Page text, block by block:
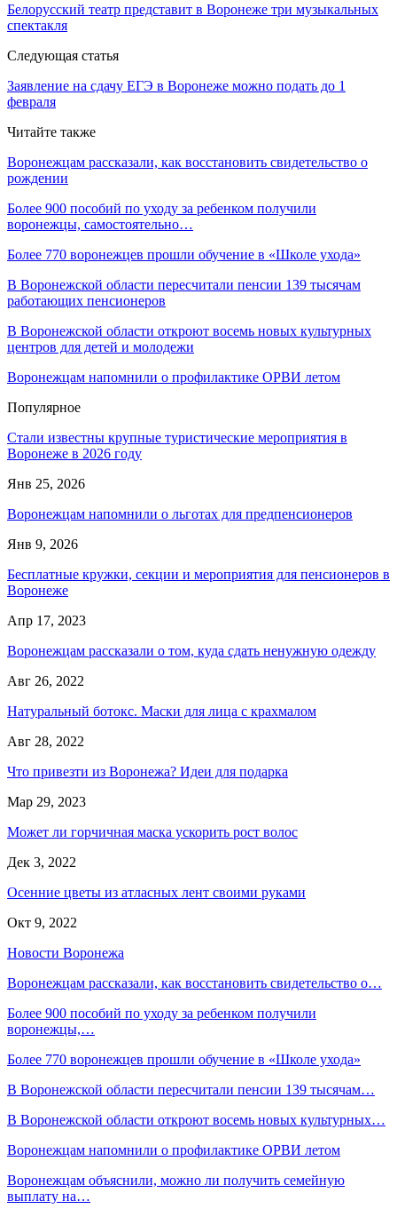
Белорусский театр представит в Воронеже три музыкальных
спектакля
Следующая статья
Заявление на сдачу ЕГЭ в Воронеже можно подать до 1
февраля
Читайте также
Воронежцам рассказали, как восстановить свидетельство о
рождении
Более 900 пособий по уходу за ребенком получили
воронежцы, самостоятельно…
Более 770 воронежцев прошли обучение в «Школе ухода»
В Воронежской области пересчитали пенсии 139 тысячам
работающих пенсионеров
В Воронежской области откроют восемь новых культурных
центров для детей и молодежи
Воронежцам напомнили о профилактике ОРВИ летом
Популярное
Стали известны крупные туристические мероприятия в
Воронеже в 2026 году
Янв 25, 2026
Воронежцам напомнили о льготах для предпенсионеров
Янв 9, 2026
Бесплатные кружки, секции и мероприятия для пенсионеров в
Воронеже
Апр 17, 2023
Воронежцам рассказали о том, куда сдать ненужную одежду
Авг 26, 2022
Натуральный ботокс. Маски для лица с крахмалом
Авг 28, 2022
Что привезти из Воронежа? Идеи для подарка
Мар 29, 2023
Может ли горчичная маска ускорить рост волос
Дек 3, 2022
Осенние цветы из атласных лент своими руками
Окт 9, 2022
Новости Воронежа
Воронежцам рассказали, как восстановить свидетельство о…
Более 900 пособий по уходу за ребенком получили
воронежцы,…
Более 770 воронежцев прошли обучение в «Школе ухода»
В Воронежской области пересчитали пенсии 139 тысячам…
В Воронежской области откроют восемь новых культурных…
Воронежцам напомнили о профилактике ОРВИ летом
Воронежцам объяснили, можно ли получить семейную
выплату на…